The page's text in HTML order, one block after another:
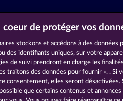
coeur de protéger vos
stockons et accédons à des données
des identifiants uniques, sur votre
de suivi prendront en charge les
traitons des données pour fournir ». . Si
consentement, elles seront désactivées.
que certains contenus et